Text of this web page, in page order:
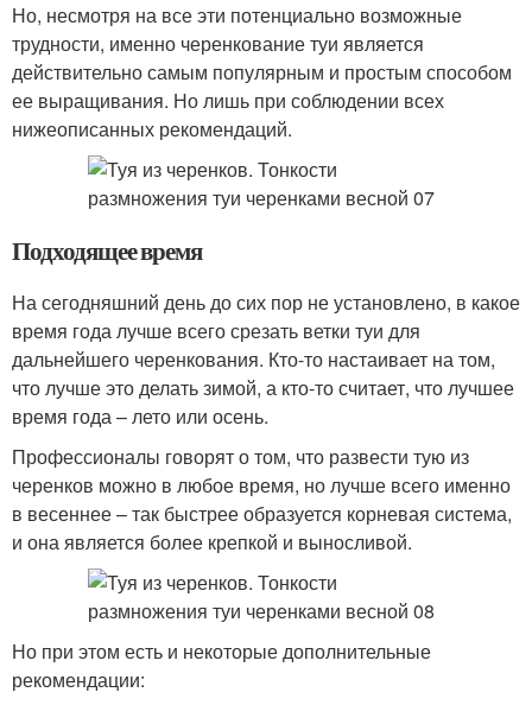
Но, несмотря на все эти потенциально возможные
трудности, именно черенкование туи является
действительно самым популярным и простым способом
ее выращивания. Но лишь при соблюдении всех
нижеописанных рекомендаций.
Подходящее время
На сегодняшний день до сих пор не установлено, в какое
время года лучше всего срезать ветки туи для
дальнейшего черенкования. Кто-то настаивает на том,
что лучше это делать зимой, а кто-то считает, что лучшее
время года – лето или осень.
Профессионалы говорят о том, что развести тую из
черенков можно в любое время, но лучше всего именно
в весеннее – так быстрее образуется корневая система,
и она является более крепкой и выносливой.
Но при этом есть и некоторые дополнительные
рекомендации: